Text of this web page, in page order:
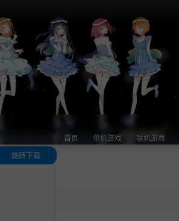
首页 单机游戏 联机游戏
跳转下载